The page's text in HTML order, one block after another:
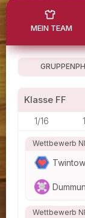
MEIN TEAM
Klasse FF
1/16
Wettbewerb
Wettbewerb